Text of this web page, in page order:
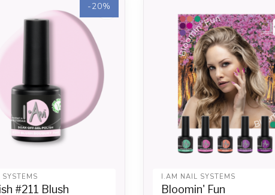
-20%
#211 Blush
I.AM NAIL SYSTEMS
Bloomin' Fun